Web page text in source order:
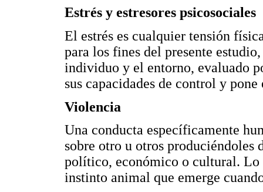
Estrés y estresores psicosociales
El estrés es cualquier tensión
para los fines del presente
individuo y el entorno, evaluado
sus capacidades de control y
Violencia
Una conducta específicamente
sobre otro u otros
político, económico o cultural. Lo
instinto animal que emerge